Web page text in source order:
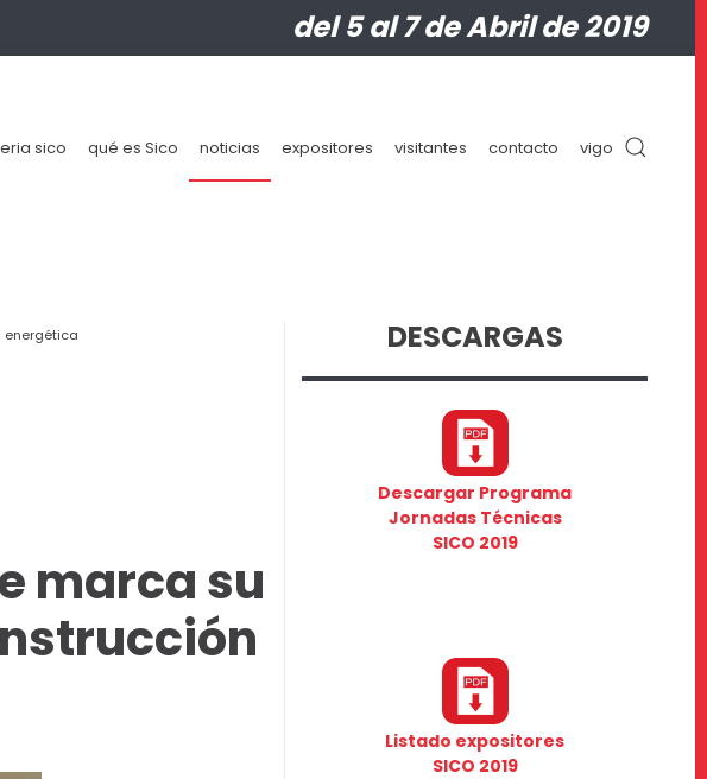
del 5 al 7 de Abril de 2019
sico qué es Sico noticias expositores visitantes contacto vigo
energética
marca su
DESCARGAS
Descargar Programa
Jornadas Técnicas
SICO 2019
Listado expositores
SICO 2019